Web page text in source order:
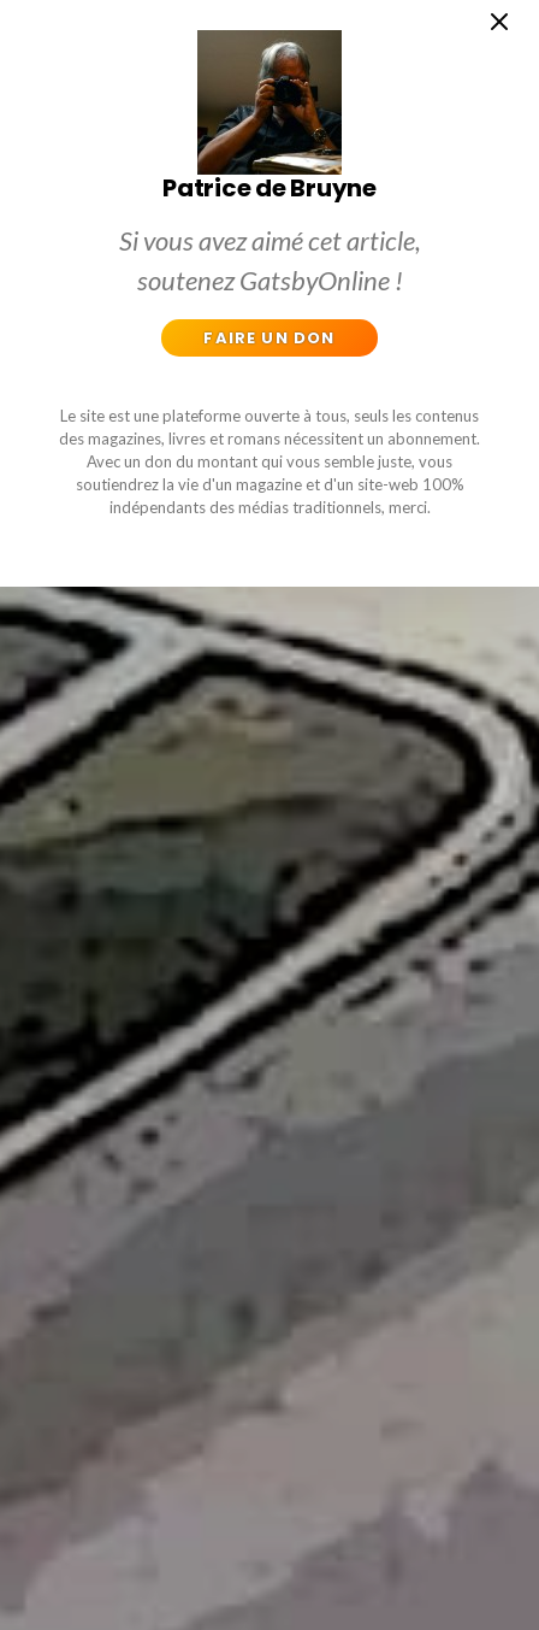
Patrice de Bruyne
Si vous avez aimé cet article,
soutenez GatsbyOnline !
FAIRE UN DON
Le site est une plateforme ouverte à tous, seuls les contenus
des magazines, livres et romans nécessitent un abonnement.
Avec un don du montant qui vous semble juste, vous
soutiendrez la vie d'un magazine et d'un site-web 100%
indépendants des médias traditionnels, merci.